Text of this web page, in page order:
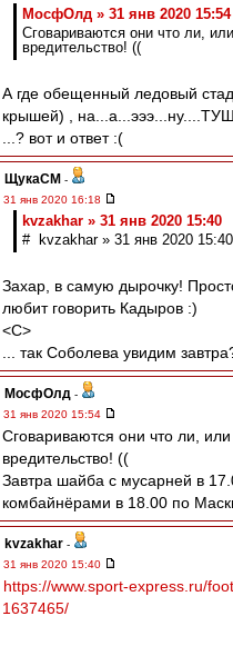
МосфОлд » 31 янв 2020 15:54
Сговариваются они что ли,
вредительство! ((
А где обещенный ледовый
крышей) ,
...? вот и ответ :(
ЩукаСМ -
31 янв 2020 16:18
kvzakhar » 31 янв 2020 15:40
# kvzakhar » 31 янв 2020 15:40
Захар, в самую дырочку!
любит говорить Кадыров :)
<C>
... так Соболева увидим
МосфОлд -
31 янв 2020 15:54
Сговариваются они что ли,
вредительство! ((
Завтра шайба с мусарней в
комбайнёрами в 18.00 по
kvzakhar -
31 янв 2020 15:40
https://www.sport-express.ru/
1637465/